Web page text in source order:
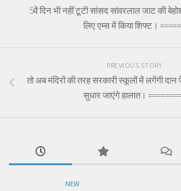
5वें दिन भी नहीं टूटी सांसद सांवरलाल जाट की
लिए एम्स में किया शिफ्ट।
PREVIOUS STORY
तो अब मंदिरों की तरह सरकारी स्कूलों में लगेंगी दान
सुधार जाएंगे हालात।
NEW